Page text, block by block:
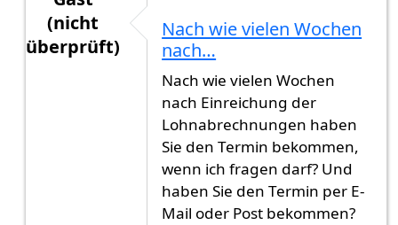
(nicht
überprüft)
Hallo zusammen, zur Infos.:…
Nach wie vielen Wochen
nach…
Nach wie vielen Wochen
nach Einreichung der
Lohnabrechnungen haben
Sie den Termin bekommen,
wenn ich fragen darf? Und
haben Sie den Termin per E-
Mail oder Post bekommen?